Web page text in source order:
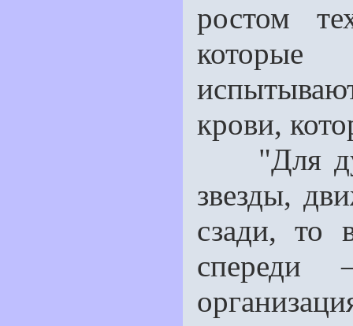
ростом
крови,
"Для
звезды,
сзади, то
спереди